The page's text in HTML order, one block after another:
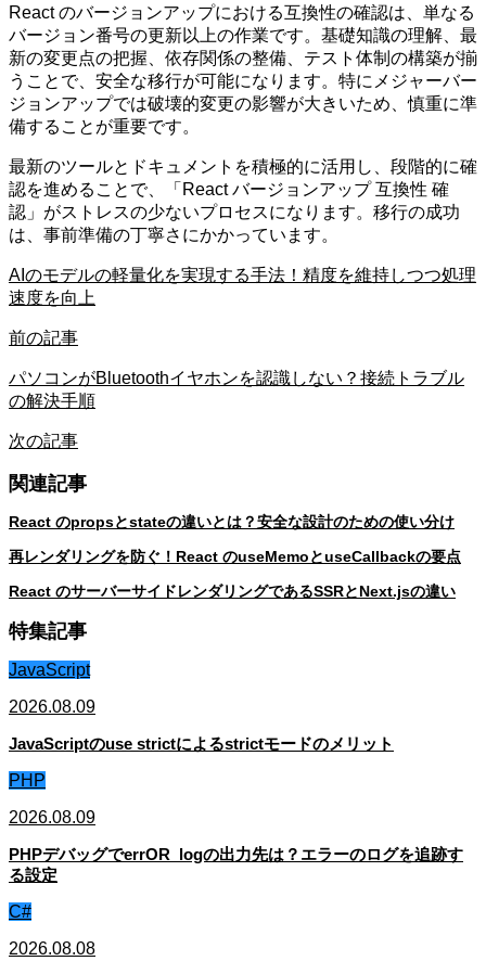
React のバージョンアップにおける互換性の確認は、単なる
バージョン番号の更新以上の作業です。基礎知識の理解、最
新の変更点の把握、依存関係の整備、テスト体制の構築が揃
うことで、安全な移行が可能になります。特にメジャーバー
ジョンアップでは破壊的変更の影響が大きいため、慎重に準
備することが重要です。
最新のツールとドキュメントを積極的に活用し、段階的に確
認を進めることで、「React バージョンアップ 互換性 確
認」がストレスの少ないプロセスになります。移行の成功
は、事前準備の丁寧さにかかっています。
AIのモデルの軽量化を実現する手法！精度を維持しつつ処理
速度を向上
前の記事
パソコンがBluetoothイヤホンを認識しない？接続トラブル
の解決手順
次の記事
関連記事
React のpropsとstateの違いとは？安全な設計のための使い分け
再レンダリングを防ぐ！React のuseMemoとuseCallbackの要点
React のサーバーサイドレンダリングであるSSRとNext.jsの違い
特集記事
JavaScript
2026.08.09
JavaScriptのuse strictによるstrictモードのメリット
PHP
2026.08.09
PHPデバッグでerrOR_logの出力先は？エラーのログを追跡す
る設定
C#
2026.08.08